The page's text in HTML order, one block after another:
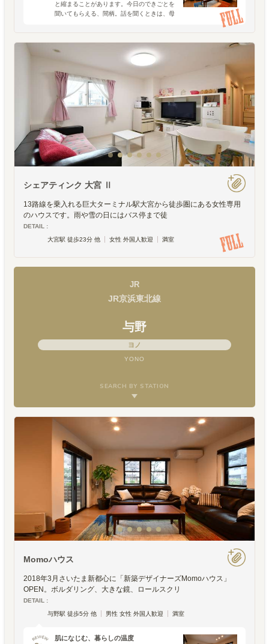
と縮まることがあります。今日のできごとを
聞いてもらえる、間柄。話を聞くときは、母
決してせかさず、相手のペースで話してもら
うこと。相手の話を遮
シェアティンク 大宮 Ⅱ
13路線を乗入れる巨大ターミナル駅大宮から徒歩圏にある女性専用
のハウスです。雨や雪の日にはバス停まで徒
DETAIL :
大宮駅 徒歩23分 他
女性 外国人歓迎 満室
JR
JR京浜東北線
与野
ヨノ
YONO
SEARCH BY STATION
Momoハウス
2018年3月さいたま新都心に「新築デザイナーズMomoハウス」
OPEN。ボルダリング、大きな鏡、ロールスクリ
DETAIL :
与野駅 徒歩5分 他
男性 女性 外国人歓迎 満室
肌になじむ、暮らしの温度